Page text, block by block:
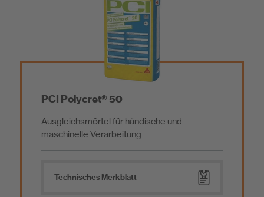
Nachhaltigkeit
Fliesenverlegung / Naturwerksteinverlegung
Dichten und Kleben
Parkettverlegung / Bodenbelagsverlegung
Injektionsharz & Gießharz
Zubehör für Injektionsharz
Korrosionsschutz
PCI Polycret® 50
Ausgleichsmörtel für händische und
maschinelle Verarbeitung
Technisches Merkblatt